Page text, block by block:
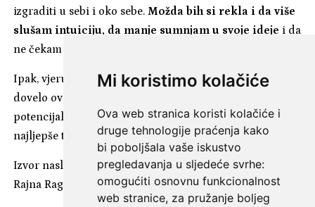
Mi koristimo kolačiće
Ova web stranica koristi kolačiće i
druge tehnologije praćenja kako
bi poboljšala vaše iskustvo
pregledavanja u sljedeće svrhe:
omogućiti osnovnu funkcionalnost
web stranice, za pružanje boljeg
izgraditi u sebi i oko sebe.Možda bih si rekla i da više
slušam intuiciju, da manje sumnjam u svoje ideje i da
ne čekam savršen trenutak.
Ipak, vjerujem da ništa nije slučajno, sve me danas
dovelo ovdje. Vjerujem da još nisam dosegla svoj puni
potencijal, no osjećam da sam na pravom putu i da ono
najljepše tek dolazi…
Izvor naslovne fotografije: Katarina Dobrić Dabić // Foto:
Rajna Raguž